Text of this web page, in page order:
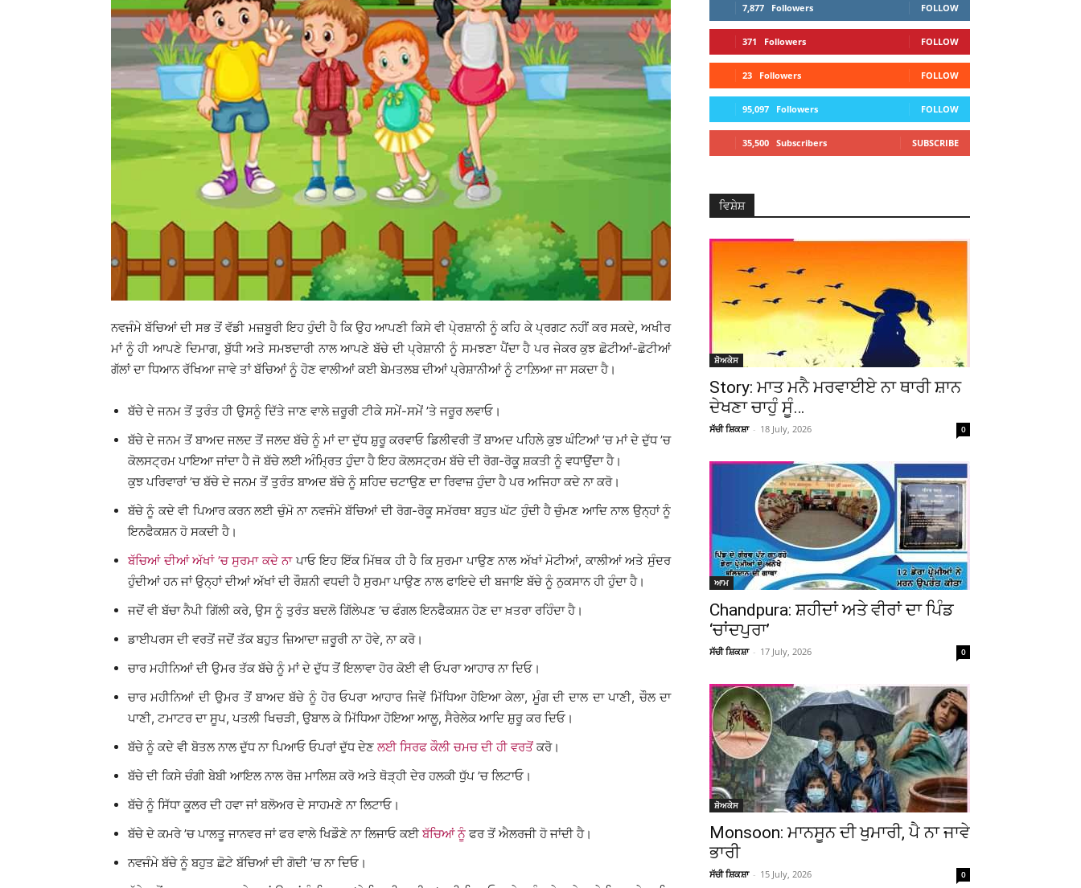
ਨਵਜੰਮੇ ਬੱਚਿਆਂ ਦੀ ਸਭ ਤੋਂ ਵੱਡੀ ਮਜ਼ਬੂਰੀ ਇਹ ਹੁੰਦੀ ਹੈ ਕਿ ਉਹ ਆਪਣੀ ਕਿਸੇ ਵੀ ਪੇ੍ਰਸ਼ਾਨੀ ਨੂੰ ਕਹਿ ਕੇ ਪ੍ਰਗਟ ਨਹੀਂ ਕਰ ਸਕਦੇ, ਅਖੀਰ
ਮਾਂ ਨੂੰ ਹੀ ਆਪਣੇ ਦਿਮਾਗ, ਬੁੱਧੀ ਅਤੇ ਸਮਝਦਾਰੀ ਨਾਲ ਆਪਣੇ ਬੱਚੇ ਦੀ ਪ੍ਰੇਸ਼ਾਨੀ ਨੂੰ ਸਮਝਣਾ ਪੈਂਦਾ ਹੈ ਪਰ ਜੇਕਰ ਕੁਝ ਛੋਟੀਆਂ-ਛੋਟੀਆਂ
ਗੱਲਾਂ ਦਾ ਧਿਆਨ ਰੱਖਿਆ ਜਾਵੇ ਤਾਂ ਬੱਚਿਆਂ ਨੂੰ ਹੋਣ ਵਾਲੀਆਂ ਕਈ ਬੇਮਤਲਬ ਦੀਆਂ ਪ੍ਰੇਸ਼ਾਨੀਆਂ ਨੂੰ ਟਾਲ਼ਿਆ ਜਾ ਸਕਦਾ ਹੈ।
ਬੱਚੇ ਦੇ ਜਨਮ ਤੋਂ ਤੁਰੰਤ ਹੀ ਉਸਨੂੰ ਦਿੱਤੇ ਜਾਣ ਵਾਲੇ ਜ਼ਰੂਰੀ ਟੀਕੇ ਸਮੇਂ-ਸਮੇਂ ’ਤੇ ਜਰੂਰ ਲਵਾਓ।
ਬੱਚੇ ਦੇ ਜਨਮ ਤੋਂ ਬਾਅਦ ਜਲਦ ਤੋਂ ਜਲਦ ਬੱਚੇ ਨੂੰ ਮਾਂ ਦਾ ਦੁੱਧ ਸ਼ੁਰੂ ਕਰਵਾਓ ਡਿਲੀਵਰੀ ਤੋਂ ਬਾਅਦ ਪਹਿਲੇ ਕੁਝ ਘੰਟਿਆਂ ’ਚ ਮਾਂ ਦੇ ਦੁੱਧ ’ਚ
ਕੋਲਸਟ੍ਰਮ ਪਾਇਆ ਜਾਂਦਾ ਹੈ ਜੋ ਬੱਚੇ ਲਈ ਅੰਮ੍ਰਿਤ ਹੁੰਦਾ ਹੈ ਇਹ ਕੋਲਸਟ੍ਰਮ ਬੱਚੇ ਦੀ ਰੋਗ-ਰੋਕੂ ਸ਼ਕਤੀ ਨੂੰ ਵਧਾਉਂਦਾ ਹੈ।
ਕੁਝ ਪਰਿਵਾਰਾਂ ’ਚ ਬੱਚੇ ਦੇ ਜਨਮ ਤੋਂ ਤੁਰੰਤ ਬਾਅਦ ਬੱਚੇ ਨੂੰ ਸ਼ਹਿਦ ਚਟਾਉਣ ਦਾ ਰਿਵਾਜ਼ ਹੁੰਦਾ ਹੈ ਪਰ ਅਜਿਹਾ ਕਦੇ ਨਾ ਕਰੋ।
ਬੱਚੇ ਨੂੰ ਕਦੇ ਵੀ ਪਿਆਰ ਕਰਨ ਲਈ ਚੁੰਮੋ ਨਾ ਨਵਜੰਮੇ ਬੱਚਿਆਂ ਦੀ ਰੋਗ-ਰੋਕੂ ਸਮੱਰਥਾ ਬਹੁਤ ਘੱਟ ਹੁੰਦੀ ਹੈ ਚੁੰਮਣ ਆਦਿ ਨਾਲ ਉਨ੍ਹਾਂ ਨੂੰ
ਇਨਫੈਕਸ਼ਨ ਹੋ ਸਕਦੀ ਹੈ।
ਬੱਚਿਆਂ ਦੀਆਂ ਅੱਖਾਂ ’ਚ ਸੁਰਮਾ ਕਦੇ ਨਾਪਾਓ ਇਹ ਇੱਕ ਮਿੱਥਕ ਹੀ ਹੈ ਕਿ ਸੁਰਮਾ ਪਾਉਣ ਨਾਲ ਅੱਖਾਂ ਮੋਟੀਆਂ, ਕਾਲੀਆਂ ਅਤੇ ਸੁੰਦਰ
ਹੁੰਦੀਆਂ ਹਨ ਜਾਂ ਉਨ੍ਹਾਂ ਦੀਆਂ ਅੱਖਾਂ ਦੀ ਰੌਸ਼ਨੀ ਵਧਦੀ ਹੈ ਸੁਰਮਾ ਪਾਉਣ ਨਾਲ ਫਾਇਦੇ ਦੀ ਬਜਾਇ ਬੱਚੇ ਨੂੰ ਨੁਕਸਾਨ ਹੀ ਹੁੰਦਾ ਹੈ।
ਜਦੋਂ ਵੀ ਬੱਚਾ ਨੈਪੀ ਗਿੱਲੀ ਕਰੇ, ਉਸ ਨੂੰ ਤੁਰੰਤ ਬਦਲੋ ਗਿੱਲੇਪਣ ’ਚ ਫੰਗਲ ਇਨਫੈਕਸ਼ਨ ਹੋਣ ਦਾ ਖ਼ਤਰਾ ਰਹਿੰਦਾ ਹੈ।
ਡਾਈਪਰਸ ਦੀ ਵਰਤੋਂ ਜਦੋਂ ਤੱਕ ਬਹੁਤ ਜ਼ਿਆਦਾ ਜ਼ਰੂਰੀ ਨਾ ਹੋਵੇ, ਨਾ ਕਰੋ।
ਚਾਰ ਮਹੀਨਿਆਂ ਦੀ ਉਮਰ ਤੱਕ ਬੱਚੇ ਨੂੰ ਮਾਂ ਦੇ ਦੁੱਧ ਤੋਂ ਇਲਾਵਾ ਹੋਰ ਕੋਈ ਵੀ ਓਪਰਾ ਆਹਾਰ ਨਾ ਦਿਓ।
ਚਾਰ ਮਹੀਨਿਆਂ ਦੀ ਉਮਰ ਤੋਂ ਬਾਅਦ ਬੱਚੇ ਨੂੰ ਹੋਰ ਓਪਰਾ ਆਹਾਰ ਜਿਵੇਂ ਮਿੱਧਿਆ ਹੋਇਆ ਕੇਲਾ, ਮੂੰਗ ਦੀ ਦਾਲ ਦਾ ਪਾਣੀ, ਚੌਲ ਦਾ
ਪਾਣੀ, ਟਮਾਟਰ ਦਾ ਸੂਪ, ਪਤਲੀ ਖਿਚੜੀ, ਉਬਾਲ ਕੇ ਮਿੱਧਿਆ ਹੋਇਆ ਆਲੂ, ਸੈਰੇਲੇਕ ਆਦਿ ਸ਼ੁਰੂ ਕਰ ਦਿਓ।
ਬੱਚੇ ਨੂੰ ਕਦੇ ਵੀ ਬੋਤਲ ਨਾਲ ਦੁੱਧ ਨਾ ਪਿਆਓ ਓਪਰਾਂ ਦੁੱਧ ਦੇਣ ਲਈ ਸਿਰਫ ਕੌਲੀ ਚਮਚ ਦੀ ਹੀ ਵਰਤੋਂ ਕਰੋ।
ਬੱਚੇ ਦੀ ਕਿਸੇ ਚੰਗੀ ਬੇਬੀ ਆਇਲ ਨਾਲ ਰੋਜ਼ ਮਾਲਿਸ਼ ਕਰੋ ਅਤੇ ਥੋੜ੍ਹੀ ਦੇਰ ਹਲਕੀ ਧੁੱਪ ’ਚ ਲਿਟਾਓ।
ਬੱਚੇ ਨੂੰ ਸਿੱਧਾ ਕੂਲਰ ਦੀ ਹਵਾ ਜਾਂ ਬਲੋਅਰ ਦੇ ਸਾਹਮਣੇ ਨਾ ਲਿਟਾਓ।
ਬੱਚੇ ਦੇ ਕਮਰੇ ’ਚ ਪਾਲਤੂ ਜਾਨਵਰ ਜਾਂ ਫਰ ਵਾਲੇ ਖਿਡੌਣੇ ਨਾ ਲਿਜਾਓ ਕਈਬੱਚਿਆਂ ਨੂੰ ਫਰ ਤੋਂ ਐਲਰਜੀ ਹੋ ਜਾਂਦੀ ਹੈ।
ਨਵਜੰਮੇ ਬੱਚੇ ਨੂੰ ਬਹੁਤ ਛੋਟੇ ਬੱਚਿਆਂ ਦੀ ਗੋਦੀ ’ਚ ਨਾ ਦਿਓ।
7,877 Followers FOLLOW
371 Followers FOLLOW
23 Followers FOLLOW
95,097 Followers FOLLOW
35,500 Subscribers SUBSCRIBE
ਵਿਸ਼ੇਸ਼
ਸ਼ੋਅਕੇਸ
Story: ਮਾਤ ਮਨੈ ਮਰਵਾਈਏ ਨਾ ਥਾਰੀ ਸ਼ਾਨ
ਦੇਖਣਾ ਚਾਹੁੰ ਸੂੰ…
ਸੱਚੀ ਸ਼ਿਕਸ਼ਾ - 18 July, 2026 0
ਆਮ
Chandpura: ਸ਼ਹੀਦਾਂ ਅਤੇ ਵੀਰਾਂ ਦਾ ਪਿੰਡ
‘ਚਾਂਦਪੁਰਾ’
ਸੱਚੀ ਸ਼ਿਕਸ਼ਾ - 17 July, 2026 0
ਸ਼ੋਅਕੇਸ
Monsoon: ਮਾਨਸੂਨ ਦੀ ਖੁਮਾਰੀ, ਪੈ ਨਾ ਜਾਵੇ
ਭਾਰੀ
ਸੱਚੀ ਸ਼ਿਕਸ਼ਾ - 15 July, 2026 0